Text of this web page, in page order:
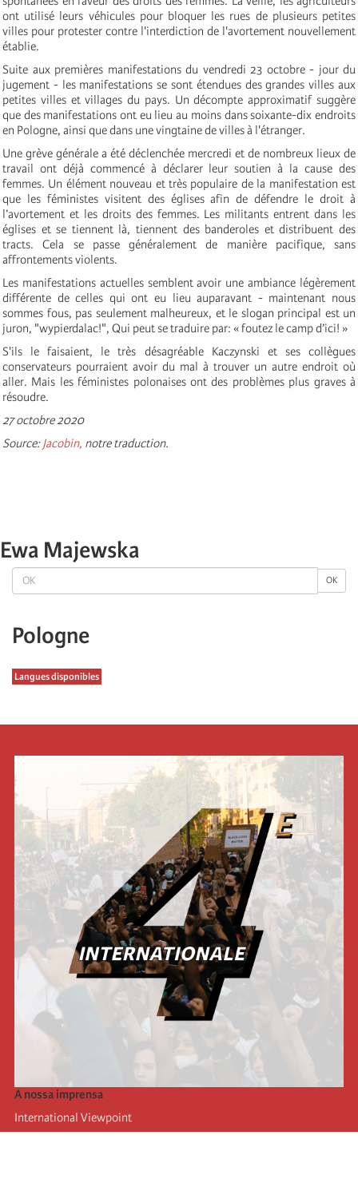
OK OK
Pologne
Langues disponibles
ont utilisé leurs véhicules pour bloquer les rues de plusieurs petites
villes pour protester contre l'interdiction de l'avortement nouvellement
établie.
Suite aux premières manifestations du vendredi 23 octobre - jour du
jugement - les manifestations se sont étendues des grandes villes aux
petites villes et villages du pays. Un décompte approximatif suggère
que des manifestations ont eu lieu au moins dans soixante-dix endroits
en Pologne, ainsi que dans une vingtaine de villes à l'étranger.
Une grève générale a été déclenchée mercredi et de nombreux lieux de
travail ont déjà commencé à déclarer leur soutien à la cause des
femmes. Un élément nouveau et très populaire de la manifestation est
que les féministes visitent des églises afin de défendre le droit à
l’avortement et les droits des femmes. Les militants entrent dans les
églises et se tiennent là, tiennent des banderoles et distribuent des
tracts. Cela se passe généralement de manière pacifique, sans
affrontements violents.
Les manifestations actuelles semblent avoir une ambiance légèrement
différente de celles qui ont eu lieu auparavant - maintenant nous
sommes fous, pas seulement malheureux, et le slogan principal est un
juron, "wypierdalac!", Qui peut se traduire par: « foutez le camp d’ici! »
S'ils le faisaient, le très désagréable Kaczynski et ses collègues
conservateurs pourraient avoir du mal à trouver un autre endroit où
aller. Mais les féministes polonaises ont des problèmes plus graves à
résoudre.
27 octobre 2020
Source:Jacobin, notre traduction.
Ewa Majewska
A nossa imprensa
International Viewpoint